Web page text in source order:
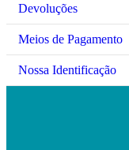
Devoluções
Meios de Pagamento
Nossa Identificação